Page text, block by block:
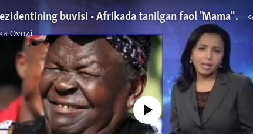
AQSh prezidentining buvisi - Afrikada tanilgan faol "Mama" Sarah Obama
Ovozi
No media source currently available